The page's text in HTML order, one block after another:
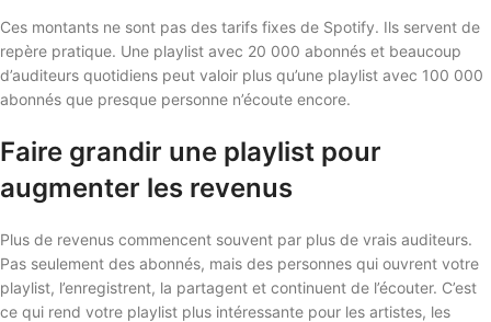
Ces montants ne sont pas des tarifs fixes de Spotify. Ils servent de
repère pratique. Une playlist avec 20 000 abonnés et beaucoup
d’auditeurs quotidiens peut valoir plus qu’une playlist avec 100 000
abonnés que presque personne n’écoute encore.
Faire grandir une playlist pour
augmenter les revenus
Plus de revenus commencent souvent par plus de vrais auditeurs.
Pas seulement des abonnés, mais des personnes qui ouvrent votre
playlist, l’enregistrent, la partagent et continuent de l’écouter. C’est
ce qui rend votre playlist plus intéressante pour les artistes, les